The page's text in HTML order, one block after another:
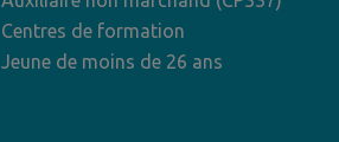
Centres de formation
Jeune de moins de 26 ans